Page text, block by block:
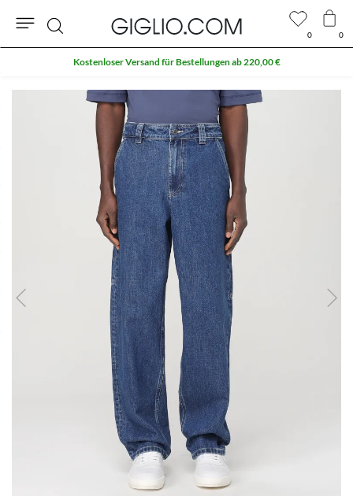
0 0
Suche
Kostenloser Versand für Bestellungen ab 220,00 €